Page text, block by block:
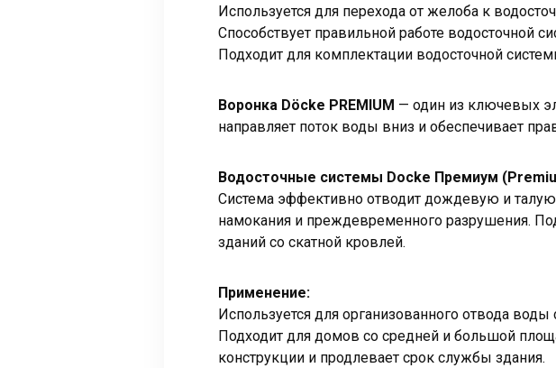
Используется для перехода от желоба к
Способствует правильной работе водосточной
Подходит для комплектации водосточной
Воронка Döcke PREMIUM — один из ключевых
направляет поток воды вниз и обеспечивает
Водосточные системы Docke Премиум
Система эффективно отводит дождевую и
намокания и преждевременного разрушения.
зданий со скатной кровлей.
Применение:
Используется для организованного отвода
Подходит для домов со средней и большой
конструкции и продлевает срок службы здания.